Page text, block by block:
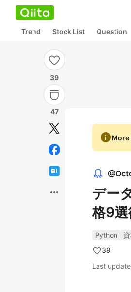
Trend Stock List Question
39
47
more_horiz
infoMore
@
デー
格9選
Python
39
Last